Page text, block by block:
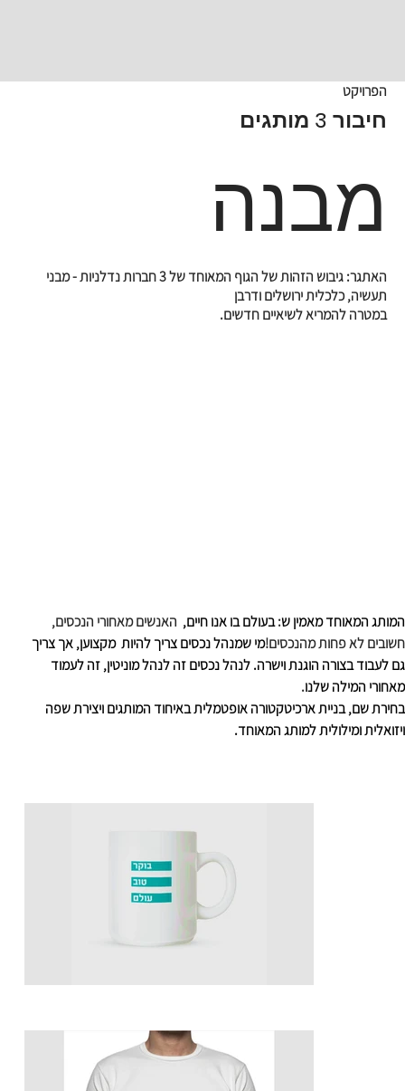
מבנה
האתגר: גיבוש הזהות של הגוף המאוחד של 3 חברות נדלניות - מבני
תעשיה, כלכלית ירושלים ודרבן
במטרה להמריא לשיאיים חדשים.
הפרויקט
חיבור 3 מותגים
המותג המאוחד מאמין ש: בעולם בו אנו חיים, האנשים מאחורי הנכסים,
חשובים לא פחות מהנכסים!מי שמנהל נכסים צריך להיות מקצוען, אך צריך
גם לעבוד בצורה הוגנת וישרה. לנהל נכסים זה לנהל מוניטין, זה לעמוד
מאחורי המילה שלנו.
בחירת שם, בניית ארכיטקטורה אופטמלית באיחוד המותגים ויצירת שפה
ויזואלית ומילולית למותג המאוחד.